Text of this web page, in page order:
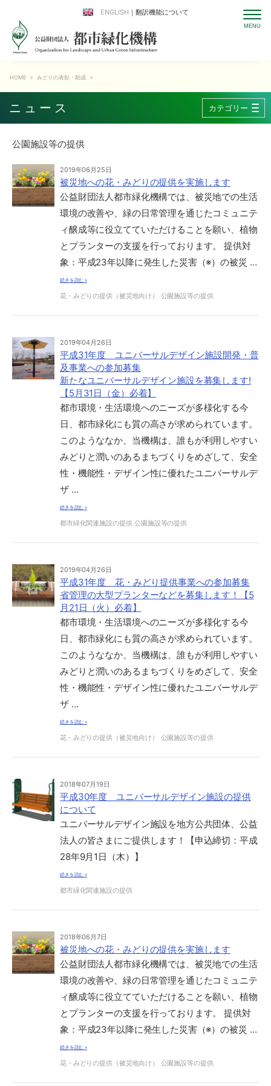
ENGLISH ｜翻訳機能について
ニュース
HOME > みどりの表彰・助成 >
公園施設等の提供
2019年06月25日
被災地への花・みどりの提供を実施します
公益財団法人都市緑化機構では、被災地での生活
環境の改善や、緑の日常管理を通じたコミュニテ
ィ醸成等に役立てていただけることを願い、植物
とプランターの支援を行っております。 提供対
象：平成23年以降に発生した災害（※）の被災 …
続きを読む »
花・みどりの提供（被災地向け） 公園施設等の提供
2019年04月26日
平成31年度 ユニバーサルデザイン施設開発・普
及事業への参加募集
新たなユニバーサルデザイン施設を募集します!
【5月31日（金）必着】
都市環境・生活環境へのニーズが多様化する今
日、都市緑化にも質の高さが求められています。
このようななか、当機構は、誰もが利用しやすい
みどりと潤いのあるまちづくりをめざして、安全
性・機能性・デザイン性に優れたユニバーサルデ
ザ …
続きを読む »
都市緑化関連施設の提供 公園施設等の提供
2019年04月26日
平成31年度 花・みどり提供事業への参加募集
省管理の大型プランターなどを募集します！【5
月21日（火）必着】
都市環境・生活環境へのニーズが多様化する今
日、都市緑化にも質の高さが求められています。
このようななか、当機構は、誰もが利用しやすい
みどりと潤いのあるまちづくりをめざして、安全
性・機能性・デザイン性に優れたユニバーサルデ
ザ …
続きを読む »
花・みどりの提供（被災地向け） 公園施設等の提供
2018年07月19日
平成30年度 ユニバーサルデザイン施設の提供
について
ユニバーサルデザイン施設を地方公共団体、公益
法人の皆さまにご提供します！【申込締切：平成
28年9月1日（木）】
続きを読む »
都市緑化関連施設の提供
2018年06月7日
被災地への花・みどりの提供を実施します
公益財団法人都市緑化機構では、被災地での生活
環境の改善や、緑の日常管理を通じたコミュニテ
ィ醸成等に役立てていただけることを願い、植物
とプランターの支援を行っております。 提供対
象：平成23年以降に発生した災害（※）の被災 …
続きを読む »
花・みどりの提供（被災地向け） 公園施設等の提供
カテゴリー